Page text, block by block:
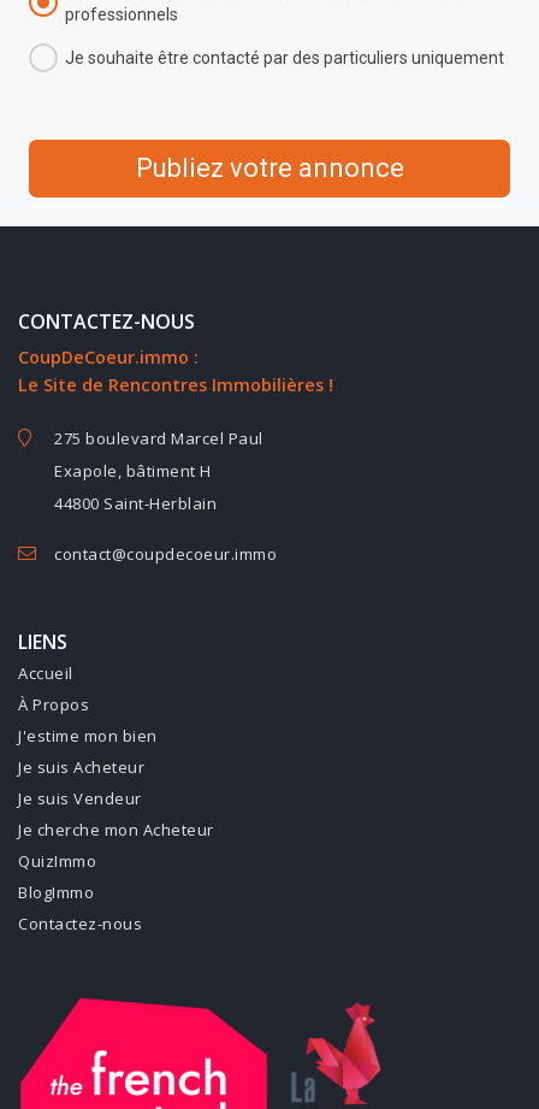
professionnels
Je souhaite être contacté par des particuliers uniquement
Publiez votre annonce
CONTACTEZ-NOUS
CoupDeCoeur.immo :
Le Site de Rencontres Immobilières !
275 boulevard Marcel Paul
Exapole, bâtiment H
44800 Saint-Herblain
contact@coupdecoeur.immo
LIENS
Accueil
À Propos
J'estime mon bien
Je suis Acheteur
Je suis Vendeur
Je cherche mon Acheteur
QuizImmo
BlogImmo
Contactez-nous